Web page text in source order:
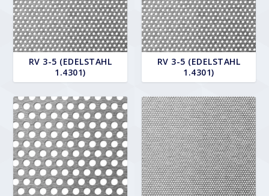
RV 3-5 (EDELSTAHL
1.4301)
RV 3-5 (EDELSTAHL
1.4301)